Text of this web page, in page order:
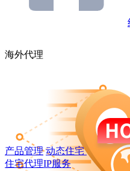
海外代理
产品管理 动态住宅
住宅代理IP服务